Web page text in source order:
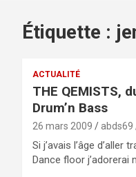
Étiquette :
ACTUALITÉ
THE QEMISTS,
Drum’n Bass
26 mars 2009 abds69
Si j’avais l’âge d’aller
Dance floor j’adorerai